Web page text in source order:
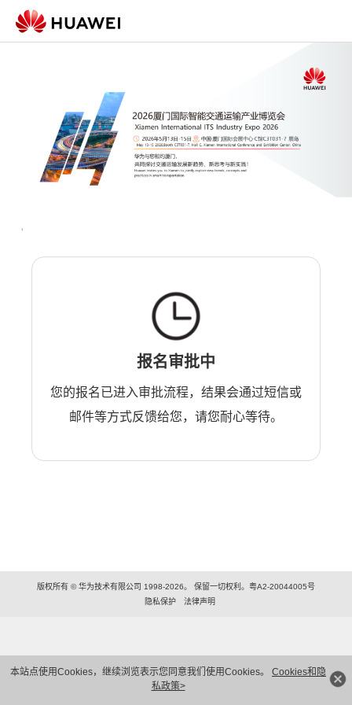
本站点使用Cookies，继续浏览表示您同意我们使用Cookies。 Cookies和隐
私政策>
报名审批中
您的报名已进入审批流程，结果会通过短信或
邮件等方式反馈给您，请您耐心等待。
版权所有 © 华为技术有限公司 1998-2026。 保留一切权利。粤A2-20044005号
隐私保护
法律声明